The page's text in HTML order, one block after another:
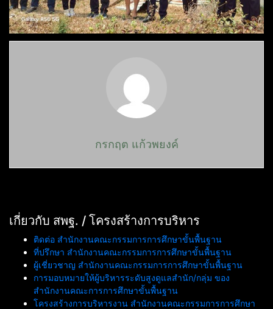
กรกฤต แก้วพยงค์
เกี่ยวกับ สพฐ. / โครงสร้างการบริหาร
ติดต่อ สำนักงานคณะกรรมการการศึกษาขั้นพื้นฐาน
ที่ปรึกษา สำนักงานคณะกรรมการการศึกษาขั้นพื้นฐาน
ผู้เชี่ยวชาญ สำนักงานคณะกรรมการการศึกษาขั้นพื้นฐาน
การมอบหมายให้ผู้บริหารระดับสูงดูแลสำนัก/กลุ่ม ของ
สำนักงานคณะการการศึกษาขั้นพื้นฐาน
โครงสร้างการบริหารงาน สำนักงานคณะกรรมการการศึกษา